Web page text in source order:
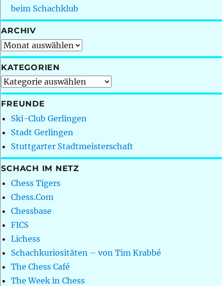
beim Schachklub
ARCHIV
Archiv
KATEGORIEN
Kategorien
FREUNDE
Ski-Club Gerlingen
Stadt Gerlingen
Stuttgarter Stadtmeisterschaft
SCHACH IM NETZ
Chess Tigers
Chess.Com
Chessbase
FICS
Lichess
Schachkuriositäten – von Tim Krabbé
The Chess Café
The Week in Chess